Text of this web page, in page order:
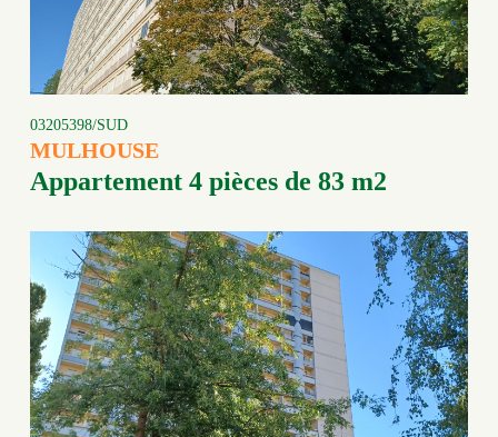
03205398/SUD
MULHOUSE
Appartement 4 pièces de 83 m2